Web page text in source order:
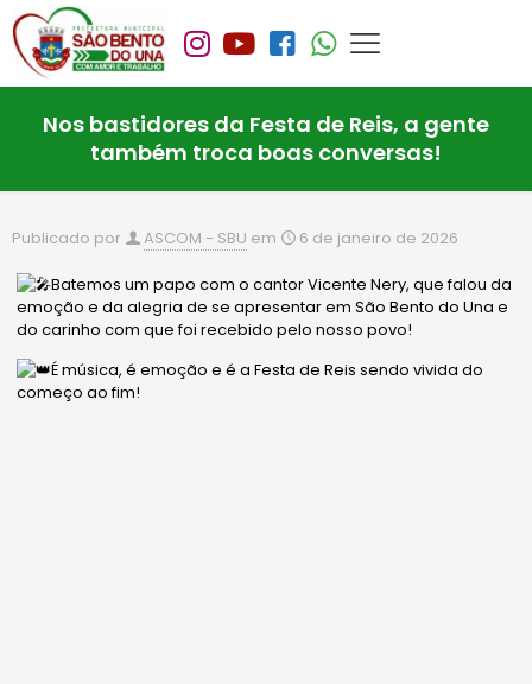
Nos bastidores da Festa de Reis, a gente
também troca boas conversas!
Publicado por ASCOM - SBU em 6 de janeiro de 2026
Batemos um papo com o cantor Vicente Nery, que falou da
emoção e da alegria de se apresentar em São Bento do Una e
do carinho com que foi recebido pelo nosso povo!
É música, é emoção e é a Festa de Reis sendo vivida do
começo ao fim!